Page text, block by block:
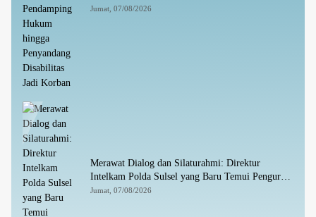
Penyandang Disabilitas Jadi Korban
Jumat, 07/08/2026
Merawat Dialog dan Silaturahmi: Direktur
Intelkam Polda Sulsel yang Baru Temui Pengurus
PBHI
Jumat, 07/08/2026